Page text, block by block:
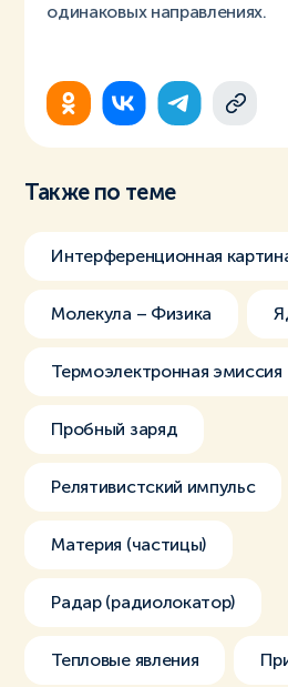
одинаковых направлениях.
Также по теме
Интерференционная
Молекула – Физика
Термоэлектронная эмиссия
Пробный заряд
Релятивистский импульс
Материя (частицы)
Радар (радиолокатор)
Тепловые явления